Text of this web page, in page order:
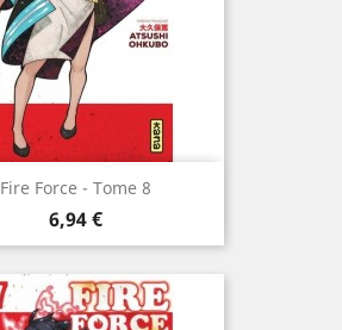
Fire Force - Tome 8
Prix
6,94 €